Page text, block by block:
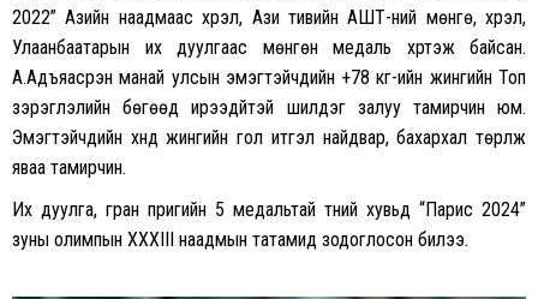
2022” Азийн наадмаас хүрэл, Ази тивийн АШТ-ний мөнгө, хүрэл,
Улаанбаатарын их дуулгаас мөнгөн медаль хүртэж байсан.
А.Адъяасүрэн манай улсын эмэгтэйчүүдийн +78 кг-ийн жингийн Топ
зэрэглэлийн бөгөөд ирээдүйтэй шилдэг залуу тамирчин юм.
Эмэгтэйчүүдийн хүнд жингийн гол итгэл найдвар, бахархал төрүүлж
яваа тамирчин.
Их дуулга, гран пригийн 5 медальтай түүний хувьд “Парис 2024”
зуны олимпын XXXIII наадмын татамид зодоглосон билээ.